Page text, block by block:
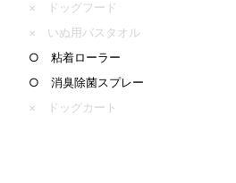
× ドッグフード
× いぬ用バスタオル
○ 粘着ローラー
○ 消臭除菌スプレー
× ドッグカート